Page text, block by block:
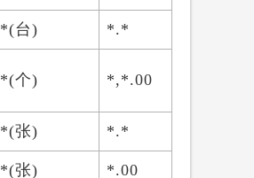
*(台) *.*
*(个) *,*.00
*(张) *.*
*(张) *.00